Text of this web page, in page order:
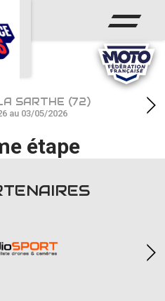
SARTHE (72)
au 03/05/2026
étape